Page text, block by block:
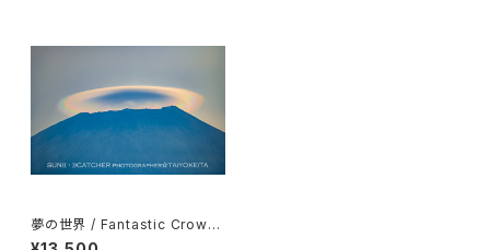
夢の世界 / Fantastic Crown
◎Pサイズ(マット付き)